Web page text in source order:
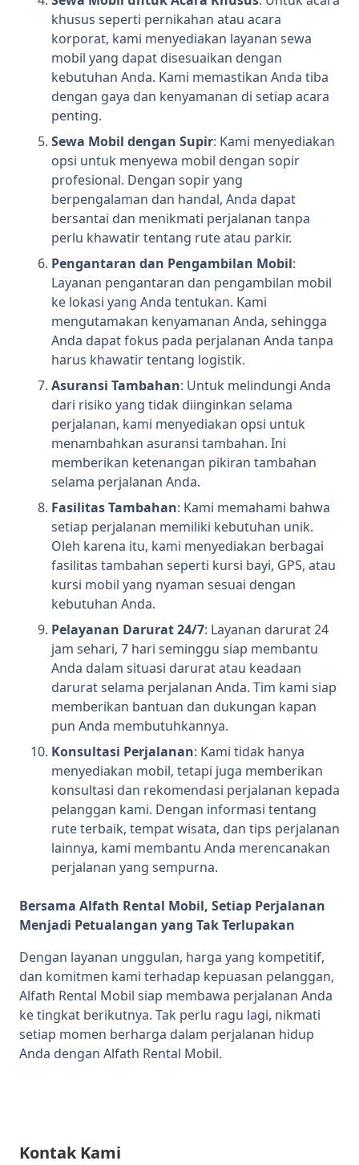
khusus seperti pernikahan atau acara
korporat, kami menyediakan layanan sewa
mobil yang dapat disesuaikan dengan
kebutuhan Anda. Kami memastikan Anda tiba
dengan gaya dan kenyamanan di setiap acara
penting.
Sewa Mobil dengan Supir: Kami menyediakan
opsi untuk menyewa mobil dengan sopir
profesional. Dengan sopir yang
berpengalaman dan handal, Anda dapat
bersantai dan menikmati perjalanan tanpa
perlu khawatir tentang rute atau parkir.
Pengantaran dan Pengambilan Mobil:
Layanan pengantaran dan pengambilan mobil
ke lokasi yang Anda tentukan. Kami
mengutamakan kenyamanan Anda, sehingga
Anda dapat fokus pada perjalanan Anda tanpa
harus khawatir tentang logistik.
Asuransi Tambahan: Untuk melindungi Anda
dari risiko yang tidak diinginkan selama
perjalanan, kami menyediakan opsi untuk
menambahkan asuransi tambahan. Ini
memberikan ketenangan pikiran tambahan
selama perjalanan Anda.
Fasilitas Tambahan: Kami memahami bahwa
setiap perjalanan memiliki kebutuhan unik.
Oleh karena itu, kami menyediakan berbagai
fasilitas tambahan seperti kursi bayi, GPS, atau
kursi mobil yang nyaman sesuai dengan
kebutuhan Anda.
Pelayanan Darurat 24/7: Layanan darurat 24
jam sehari, 7 hari seminggu siap membantu
Anda dalam situasi darurat atau keadaan
darurat selama perjalanan Anda. Tim kami siap
memberikan bantuan dan dukungan kapan
pun Anda membutuhkannya.
Konsultasi Perjalanan: Kami tidak hanya
menyediakan mobil, tetapi juga memberikan
konsultasi dan rekomendasi perjalanan kepada
pelanggan kami. Dengan informasi tentang
rute terbaik, tempat wisata, dan tips perjalanan
lainnya, kami membantu Anda merencanakan
perjalanan yang sempurna.
Bersama Alfath Rental Mobil, Setiap Perjalanan
Menjadi Petualangan yang Tak Terlupakan
Dengan layanan unggulan, harga yang kompetitif,
dan komitmen kami terhadap kepuasan pelanggan,
Alfath Rental Mobil siap membawa perjalanan Anda
ke tingkat berikutnya. Tak perlu ragu lagi, nikmati
setiap momen berharga dalam perjalanan hidup
Anda dengan Alfath Rental Mobil.
Kontak Kami